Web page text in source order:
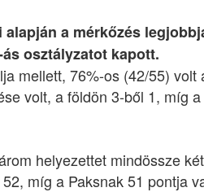
a mérkőzés
osztályzatot kapott.
mellett, 76%-os (42/55)
volt, a földön 3-ből 1, míg
helyezettet mindössze
míg a Paksnak 51 pontja